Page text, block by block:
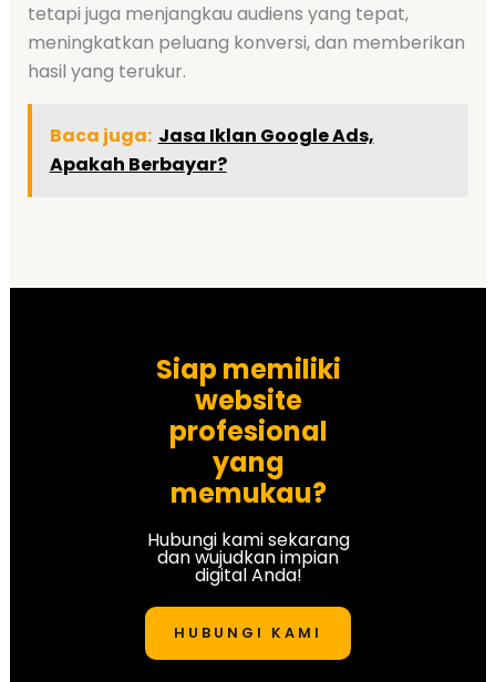
tetapi juga menjangkau audiens yang tepat,
meningkatkan peluang konversi, dan memberikan
hasil yang terukur.
Baca juga: Jasa Iklan Google Ads,
Apakah Berbayar?
Siap memiliki
website
profesional
yang
memukau?
Hubungi kami sekarang
dan wujudkan impian
digital Anda!
HUBUNGI KAMI